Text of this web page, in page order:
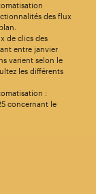
des flux
de clics des
entre janvier
varient selon le
les différents
:
concernant le